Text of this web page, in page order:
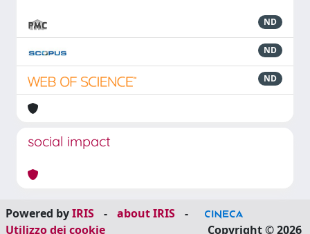
ND
ND
ND
social impact
Powered byIRIS - about IRIS
-
Utilizzo dei cookie
Copyright © 2026